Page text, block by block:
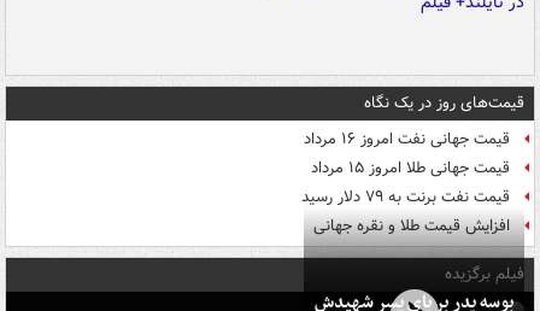
قیمت‌های روز در یک نگاه
قیمت جهانی نفت امروز ۱۶ مرداد
قیمت جهانی طلا امروز ۱۵ مرداد
قیمت نفت برنت به ۷۹ دلار رسید
افزایش قیمت طلا و نقره جهانی
فیلم برگزیده
بوسه‌ پدر بر پای پسر شهیدش